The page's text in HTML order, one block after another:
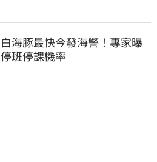
白海豚最快今發海警！專家曝
停班停課機率